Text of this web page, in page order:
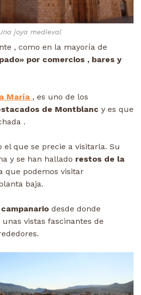
joya medieval
, como en la mayoría de
por comercios , bares y
María , es uno de los
de Montblanc y es que
.
el que se precie a visitarla. Su
y se han hallado restos de la
que podemos visitar
baja.
desde donde
vistas fascinantes de